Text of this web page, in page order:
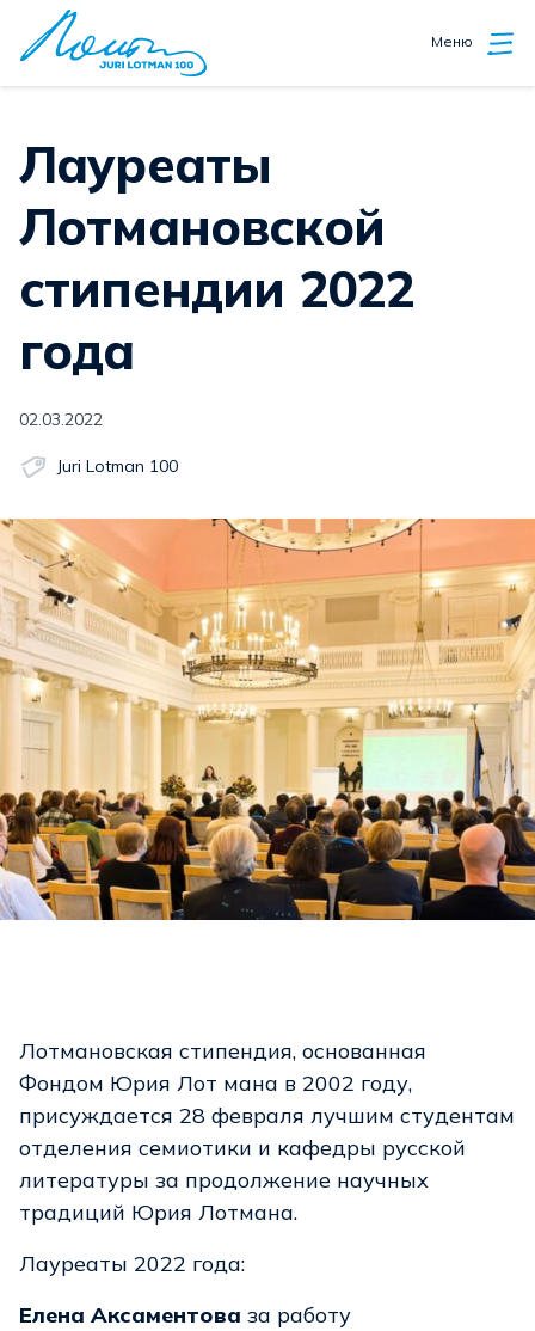
Меню
Лауреаты
Лотмановской
стипендии 2022
года
02.03.2022
Juri Lotman 100
Лотмановская стипендия, основанная
Фондом Юрия Лот мана в 2002 году,
присуждается 28 февраля лучшим студентам
отделения семиотики и кафедры русской
литературы за продолжение научных
традиций Юрия Лотмана.
Лауреаты 2022 года:
Елена Аксаментова за работу